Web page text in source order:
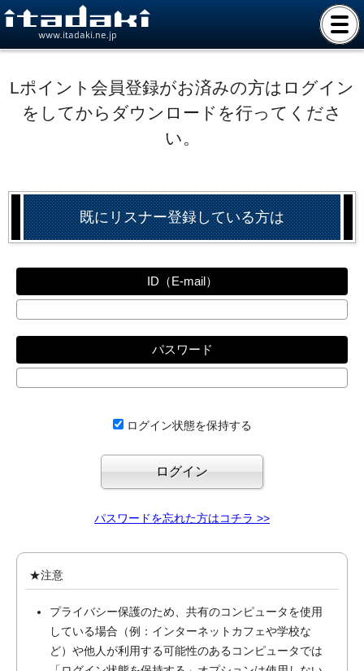
www.itadaki.ne.jp
Lポイント会員登録がお済みの方はログイン
をしてからダウンロードを行ってくださ
い。
既にリスナー登録している方は
ID（E-mail）
パスワード
ログイン状態を保持する
パスワードを忘れた方はコチラ >>
★注意
プライバシー保護のため、共有のコンピュータを使用
している場合（例：インターネットカフェや学校な
ど）や他人が利用する可能性のあるコンピュータでは